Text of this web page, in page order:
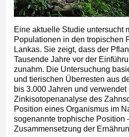
Eine aktuelle Studie untersucht
Populationen in den tropischen
Lankas. Sie zeigt, dass der
Tausende Jahre vor der
zunahm. Die Untersuchung
und tierischen Überresten aus
bis 3.000 Jahren und verwendet
Zinkisotopenanalyse des
Position eines Organismus im
sogenannte trophische Position
Zusammensetzung der